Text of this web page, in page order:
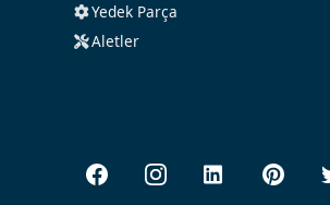
Yedek Parça
Aletler